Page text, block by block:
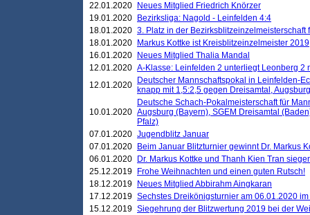
22.01.2020
Neues Mitglied Friedrich Knörzer
19.01.2020
Bezirksliga: Nagold - Leinfelden 4:4
18.01.2020 3. Platz in der Bezirksblitzeinzelmeisterschaft
18.01.2020
Markus Kottke ist Kreisblitzeinzelmeister 2019
16.01.2020
Neues Mitglied Thalia Mandal
12.01.2020 A-Klasse: Leinfelden 2 unterliegt Leonberg 2
12.01.2020
Deutscher Mannschaftspokal in Leinfelden-
knapp mit 1,5:2,5 gegen Dreisamtal,
10.01.2020
Deutsche Schach-Pokalmeisterschaft für
Augsburg (Bayern), SGEM Dreisamtal
Pfalz)
07.01.2020 Jugendblitz Januar
07.01.2020
Beim Januar Blitzturnier gewinnt Dr. Markus
06.01.2020
Dr. Markus Kottke und Thanh Kien Tran
25.12.2019
Frohe Weihnachten und einen guten Rutsch!
18.12.2019
Neues Mitglied Abbirahm Aingkaran
17.12.2019 Sechstes Dreikönigsturnier am 06.01.2020
15.12.2019 Siegehrung der Blitzwertung 2019 bei der